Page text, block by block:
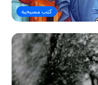
كتب مسيحية